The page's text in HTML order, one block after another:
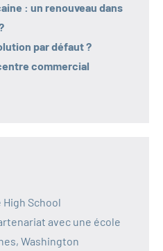
: un renouveau dans
par défaut ?
commercial
High School
avec une école
Washington